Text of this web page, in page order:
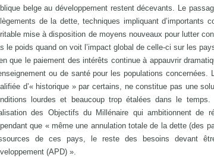
belge au développement restent décevants. Le
de la dette, techniques impliquant d’importants
mise à disposition de moyens nouveaux pour lutter
le poids quand on voit l’impact global de celle-ci sur les
que le paiement des intérêts continue à appauvrir
ou de santé pour les populations
d’« historique » par certains, ne constitue pas une
lourdes et beaucoup trop étalées dans le
des Objectifs du Millénaire qui ambitionnent de
que « même une annulation totale de la dette (des
de ces pays, le reste des besoins devant
(APD) ».